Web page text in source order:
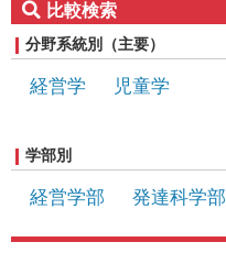
比較検索
分野系統別（主要）
経営学 児童学
学部別
経営学部 発達科学部